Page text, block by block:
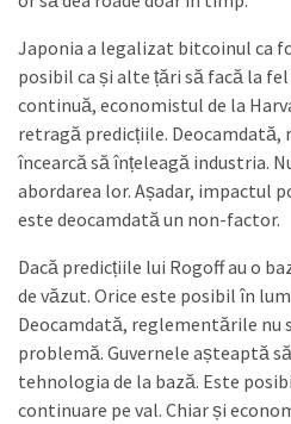
Japonia a legalizat bitcoinul ca
posibil ca și alte țări să facă la
continuă, economistul de la
retragă predicțiile. Deocamdată,
încearcă să înțeleagă industria.
abordarea lor. Așadar, impactul
este deocamdată un non-factor.
Dacă predicțiile lui Rogoff au o
de văzut. Orice este posibil în
Deocamdată, reglementările nu
problemă. Guvernele așteaptă
tehnologia de la bază. Este
continuare pe val. Chiar și